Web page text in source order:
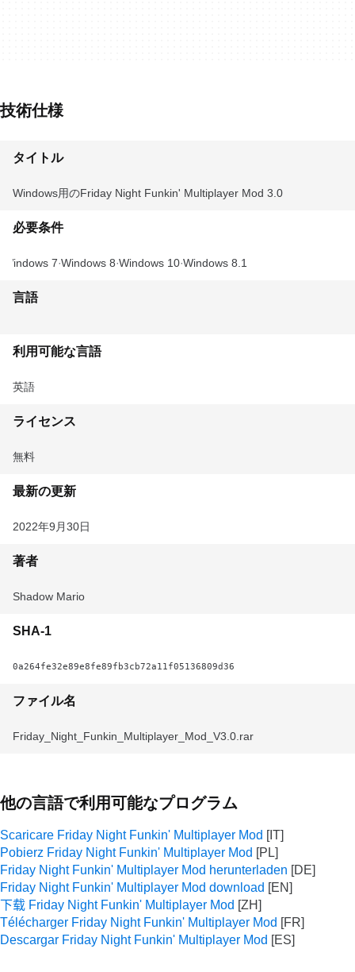
技術仕様
タイトル
Windows用のFriday Night Funkin' Multiplayer Mod 3.0
必要条件
Windows 7 Windows 8 Windows 10 Windows 8.1
言語
利用可能な言語
英語
ライセンス
無料
最新の更新
2022年9月30日
著者
Shadow Mario
SHA-1
0a264fe32e89e8fe89fb3cb72a11f05136809d36
ファイル名
Friday_Night_Funkin_Multiplayer_Mod_V3.0.rar
他の言語で利用可能なプログラム
Scaricare Friday Night Funkin' Multiplayer Mod
Pobierz Friday Night Funkin' Multiplayer Mod
Friday Night Funkin' Multiplayer Mod herunterladen
Friday Night Funkin' Multiplayer Mod download
下载 Friday Night Funkin' Multiplayer Mod
Télécharger Friday Night Funkin' Multiplayer Mod
Descargar Friday Night Funkin' Multiplayer Mod